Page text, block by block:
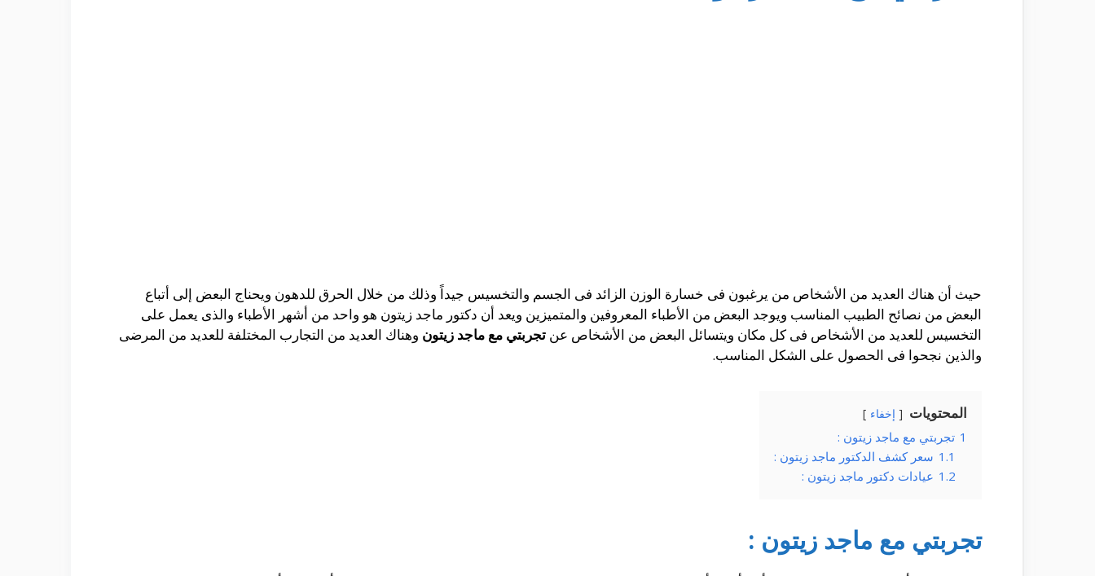
حيث أن هناك العديد من الأشخاص من يرغبون فى خسارة الوزن الزائد فى الجسم والتخسيس جيداً وذلك من خلال الحرق للدهون ويحناج البعض إلى أتباع
البعض من نصائح الطبيب المناسب ويوجد البعض من الأطباء المعروفين والمتميزين ويعد أن دكتور ماجد زيتون هو واحد من أشهر الأطباء والذى يعمل على
التخسيس للعديد من الأشخاص فى كل مكان ويتسائل البعض من الأشخاص عن تجربتي مع ماجد زيتون وهناك العديد من التجارب المختلفة للعديد من المرضى
والذين نجحوا فى الحصول على الشكل المناسب.
المحتويات إخفاء
1 تجربتي مع ماجد زيتون :
1.1 سعر كشف الدكتور ماجد زيتون :
1.2 عيادات دكتور ماجد زيتون :
تجربتي مع ماجد زيتون :